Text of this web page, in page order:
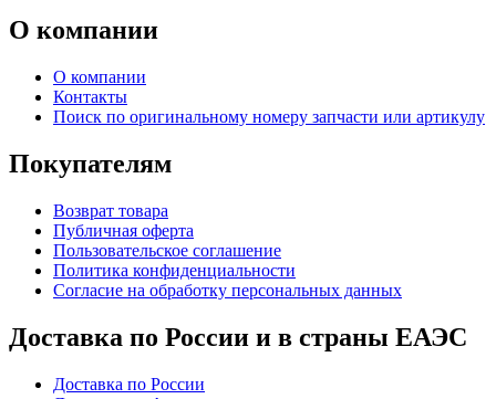
О компании
О компании
Контакты
Поиск по оригинальному номеру запчасти или артикулу
Покупателям
Возврат товара
Публичная оферта
Пользовательское соглашение
Политика конфиденциальности
Согласие на обработку персональных данных
Доставка по России и в страны ЕАЭС
Доставка по России